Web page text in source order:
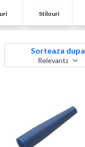
Stilouri
Sorteaza dupa